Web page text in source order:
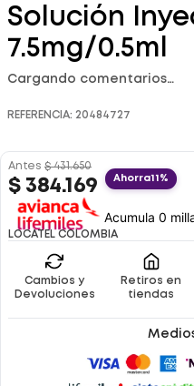
Solución
7.5mg/0.5ml
Cargando comentarios…
REFERENCIA: 20484727
Antes $ 431.650
$ 384.169 Ahorra11%
Acumula 0
LOCATEL COLOMBIA
Cambios y
Devoluciones
Retiros en
tiendas